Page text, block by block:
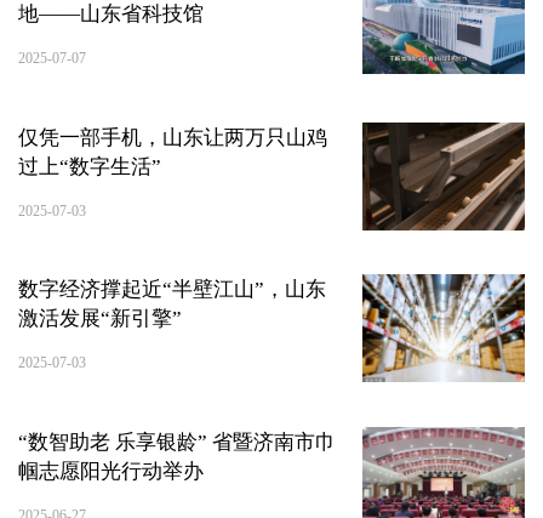
地——山东省科技馆
2025-07-07
仅凭一部手机，山东让两万只山鸡
过上“数字生活”
2025-07-03
数字经济撑起近“半壁江山”，山东
激活发展“新引擎”
2025-07-03
“数智助老 乐享银龄” 省暨济南市巾
帼志愿阳光行动举办